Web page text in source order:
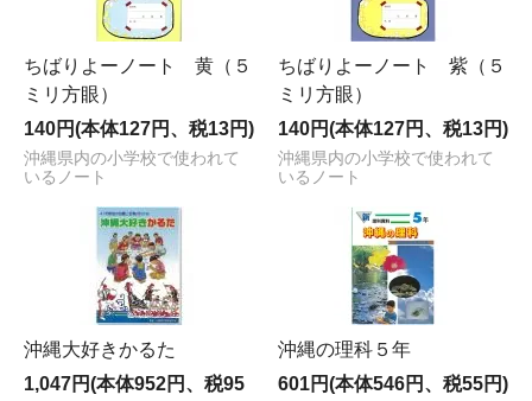
ちばりよーノート 黄（５
ミリ方眼）
140円(本体127円、税13円)
沖縄県内の小学校で使われて
いるノート
ちばりよーノート 紫（５
ミリ方眼）
140円(本体127円、税13円)
沖縄県内の小学校で使われて
いるノート
沖縄大好きかるた
1,047円(本体952円、税95
沖縄の理科５年
601円(本体546円、税55円)